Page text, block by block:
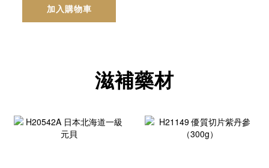
加入購物車
滋補藥材